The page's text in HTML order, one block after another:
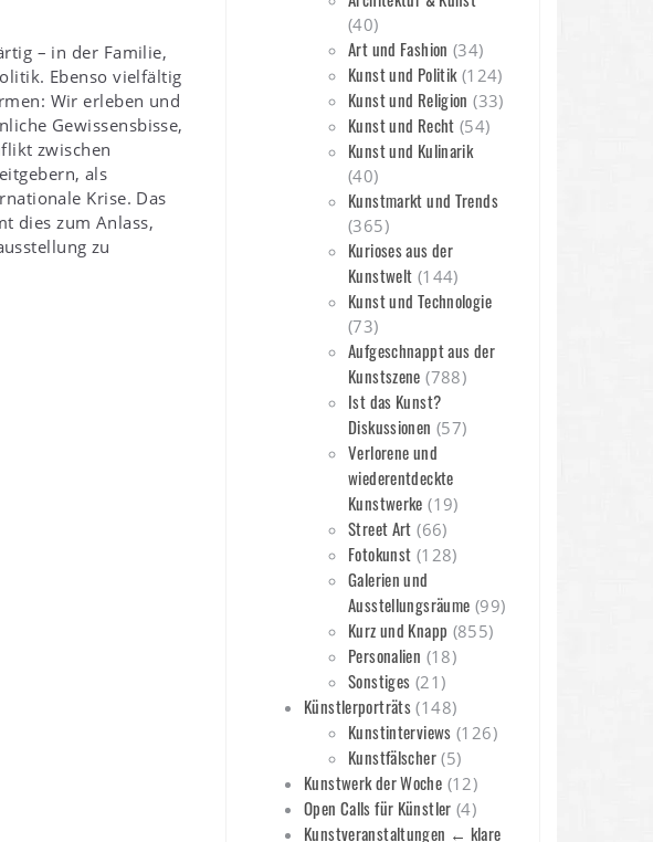
– in der Familie,
Ebenso vielfältig
Wir erleben und
Gewissensbisse,
zwischen
als
Krise. Das
dies zum Anlass,
zu
(40)
Art und Fashion (34)
Kunst und Politik(124)
Kunst und Religion (33)
Kunst und Recht (54)
Kunst und Kulinarik
(40)
Kunstmarkt und Trends
(365)
Kurioses aus der
Kunstwelt (144)
Kunst und Technologie
(73)
Aufgeschnappt aus der
Kunstszene (788)
Ist das Kunst?
Diskussionen (57)
Verlorene und
wiederentdeckte
Kunstwerke (19)
Street Art (66)
Fotokunst (128)
Galerien und
Ausstellungsräume (99)
Kurz und Knapp (855)
Personalien (18)
Sonstiges (21)
Künstlerporträts (148)
Kunstinterviews (126)
Kunstfälscher(5)
Kunstwerk der Woche (12)
Open Calls für Künstler (4)
Kunstveranstaltungen ← klare